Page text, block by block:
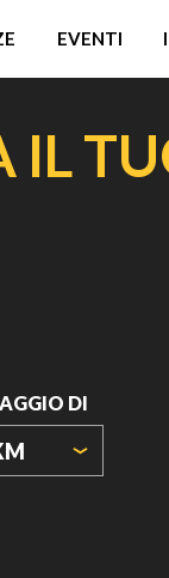
EVENTI
IL
DI